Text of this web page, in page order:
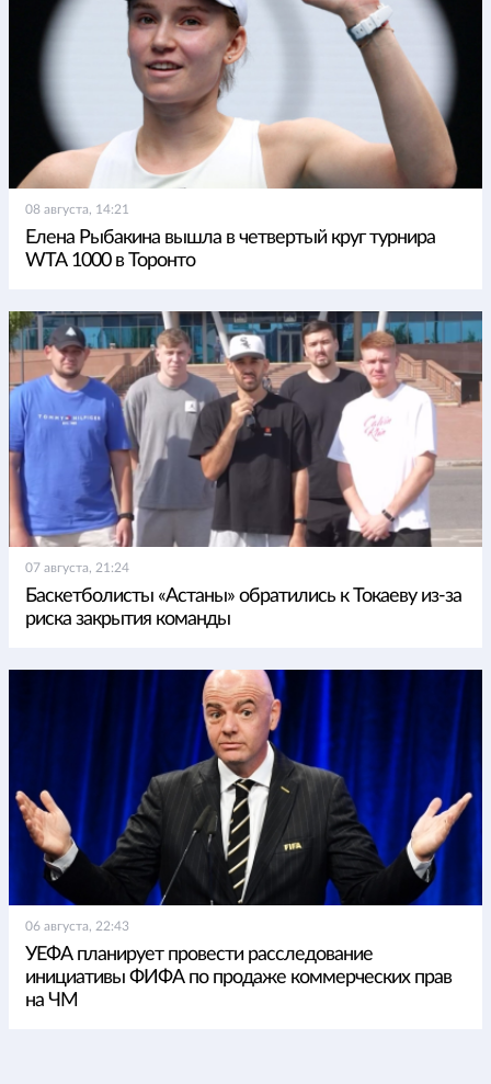
08 августа, 14:21
Елена Рыбакина вышла в четвертый круг турнира
WTA 1000 в Торонто
07 августа, 21:24
Баскетболисты «Астаны» обратились к Токаеву из-за
риска закрытия команды
06 августа, 22:43
УЕФА планирует провести расследование
инициативы ФИФА по продаже коммерческих прав
на ЧМ